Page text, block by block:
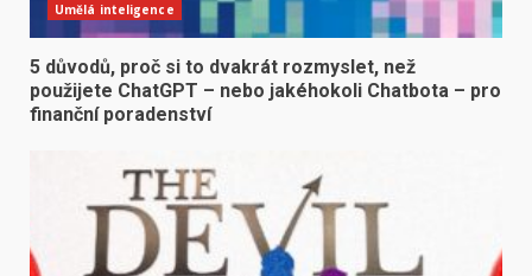
Umělá inteligence
5 důvodů, proč si to dvakrát rozmyslet, než
použijete ChatGPT – nebo jakéhokoli Chatbota – pro
finanční poradenství